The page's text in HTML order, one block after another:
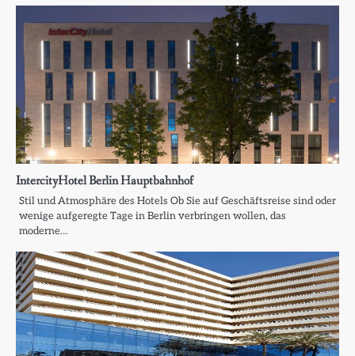
IntercityHotel Berlin Hauptbahnhof
Stil und Atmosphäre des Hotels Ob Sie auf Geschäftsreise sind oder
wenige aufgeregte Tage in Berlin verbringen wollen, das
moderne…